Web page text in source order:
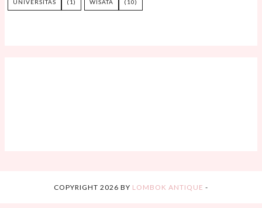
UNIVERSITAS (1) WISATA (10)
COPYRIGHT 2026 BY LOMBOK ANTIQUE -